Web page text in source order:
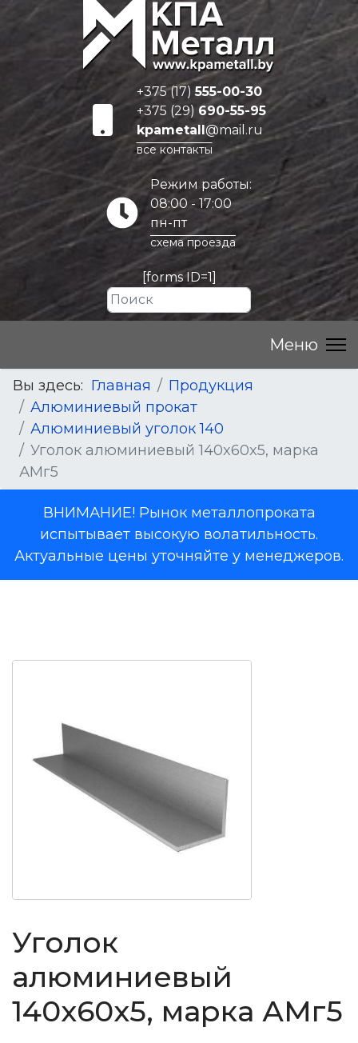
+375 (17)555-00-30
+375 (29) 690-55-95
kpametall@mail.ru
все контакты
Режим работы:
08:00 - 17:00
пн-пт
схема проезда
[forms ID=1]
Вы здесь: Главная
Продукция
Алюминиевый прокат
Алюминиевый уголок 140
Уголок алюминиевый 140x60x5, марка
АМг5
ВНИМАНИЕ! Рынок металлопроката
испытывает высокую волатильность.
Актуальные цены уточняйте у менеджеров.
Уголок
алюминиевый
140x60x5, марка АМг5